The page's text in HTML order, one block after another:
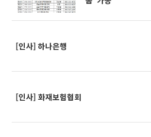
[인사] 하나은행
[인사] 화재보험협회